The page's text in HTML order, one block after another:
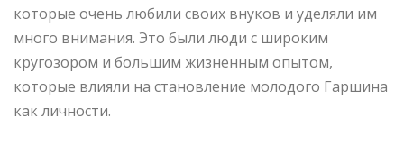
которые очень любили своих внуков и уделяли им
много внимания. Это были люди с широким
кругозором и большим жизненным опытом,
которые влияли на становление молодого Гаршина
как личности.